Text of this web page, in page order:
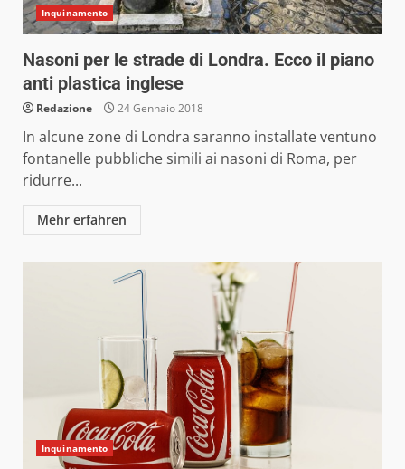
Inquinamento
Nasoni per le strade di Londra. Ecco il piano
anti plastica inglese
Redazione 24 Gennaio 2018
In alcune zone di Londra saranno installate ventuno
fontanelle pubbliche simili ai nasoni di Roma, per
ridurre...
Mehr erfahren
Inquinamento